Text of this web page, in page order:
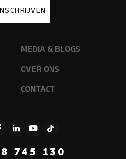
MEDIA & BLOGS
OVER ONS
CONTACT
745 130